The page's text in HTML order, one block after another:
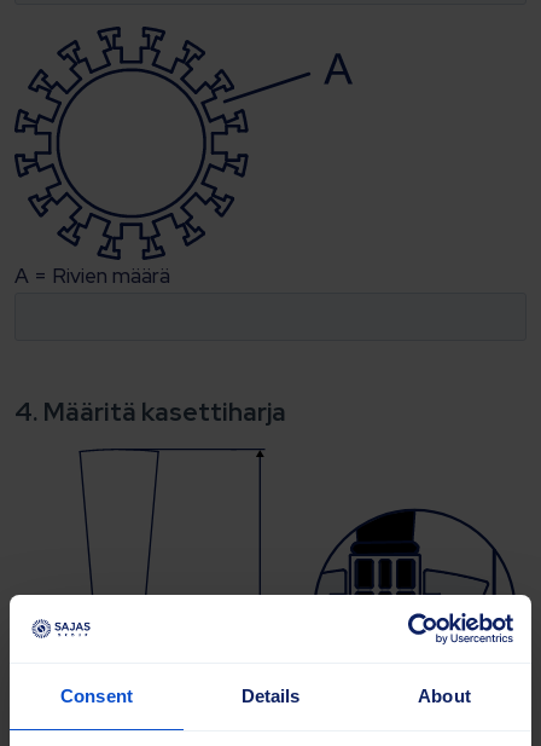
Consent Details About